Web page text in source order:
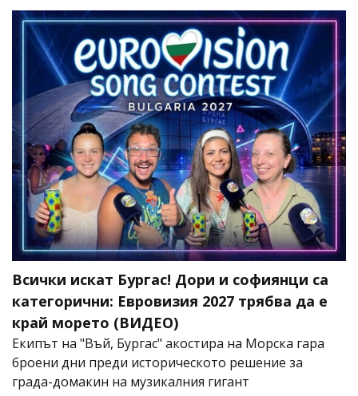
Всички искат Бургас! Дори и софиянци са
категорични: Евровизия 2027 трябва да е
край морето (ВИДЕО)
Екипът на "Въй, Бургас" акостира на Морска гара
броени дни преди историческото решение за
града-домакин на музикалния гигант